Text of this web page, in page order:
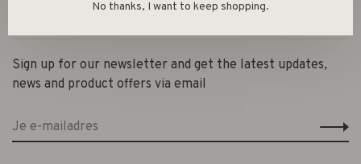
Contact en openingsuren
Sign up for our newsletter and get the latest updates,
news and product offers via email
No thanks, I want to keep shopping.